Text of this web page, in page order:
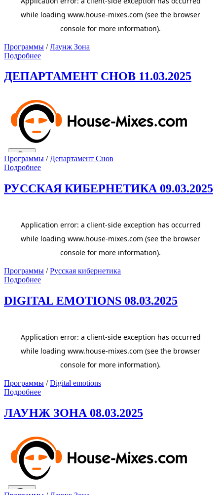
Программы /Лаунж Зона
Подробнее
ДЕПАРТАМЕНТ СНОВ 11.03.2025
Программы / Департамент Снов
Подробнее
РУССКАЯ КИБЕРНЕТИКА 09.03.2025
Программы /Русская кибернетика
Подробнее
DIGITAL EMOTIONS 08.03.2025
Программы /Digital emotions
Подробнее
ЛАУНЖ ЗОНА 08.03.2025